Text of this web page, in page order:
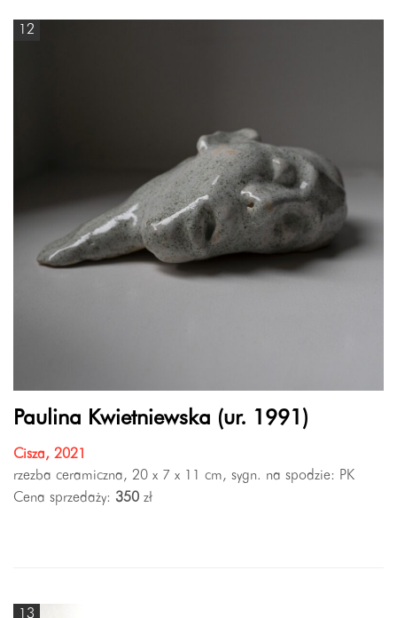
12
Paulina Kwietniewska (ur. 1991)
Cisza, 2021
rzezba ceramiczna, 20 x 7 x 11 cm, sygn. na spodzie: PK
Cena sprzedaży: 350 zł
13